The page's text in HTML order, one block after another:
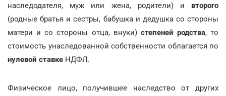
наследодателя, муж или жена, родители) и второго
(родные братья и сестры, бабушка и дедушка со стороны
матери и со стороны отца, внуки) степеней родства, то
стоимость унаследованной собственности облагается по
нулевой ставке НДФЛ.
Физическое лицо, получившее наследство от других